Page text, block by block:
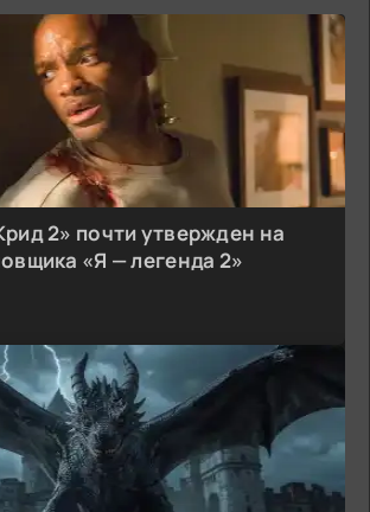
2» почти утвержден на
«Я — легенда 2»